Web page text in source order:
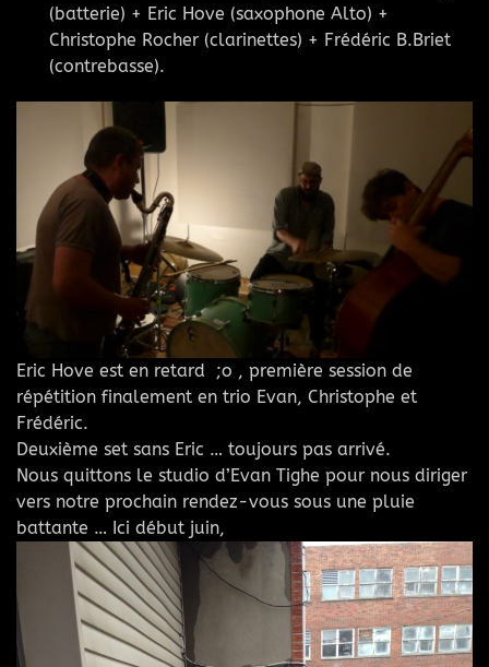
(batterie) + Eric Hove (saxophone Alto) +
Christophe Rocher (clarinettes) + Frédéric B.Briet
(contrebasse).
Eric Hove est en retard ;o , première session de
répétition finalement en trio Evan, Christophe et
Frédéric.
Deuxième set sans Eric … toujours pas arrivé.
Nous quittons le studio d’Evan Tighe pour nous diriger
vers notre prochain rendez-vous sous une pluie
battante … Ici début juin,